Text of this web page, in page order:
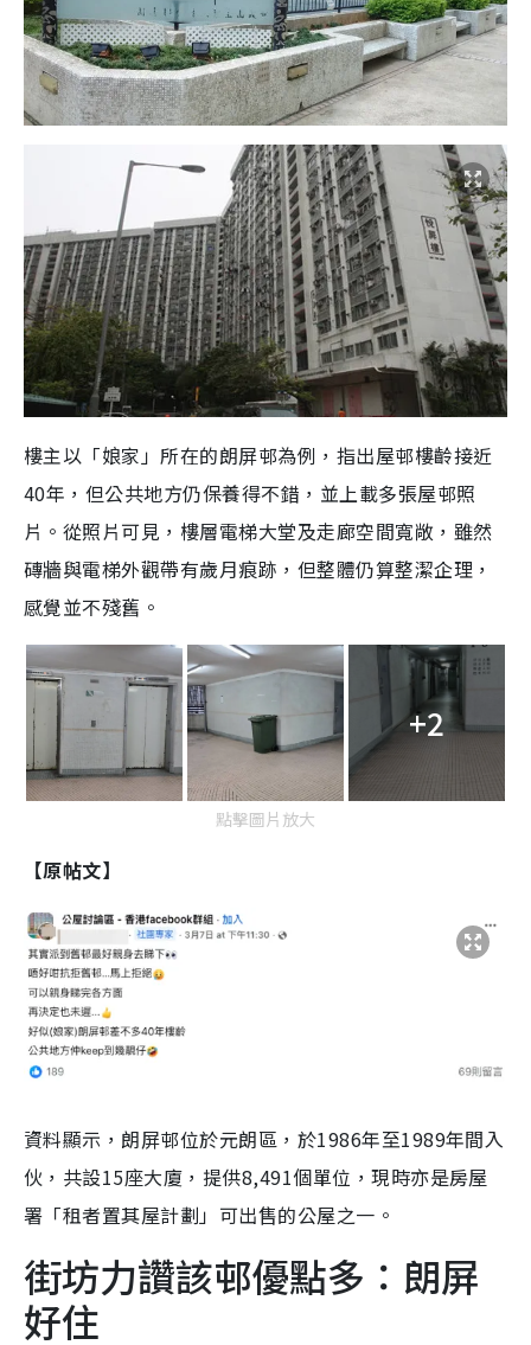
樓主以「娘家」所在的朗屏邨為例，指出屋邨樓齡接近
40年，但公共地方仍保養得不錯，並上載多張屋邨照
片。從照片可見，樓層電梯大堂及走廊空間寬敞，雖然
磚牆與電梯外觀帶有歲月痕跡，但整體仍算整潔企理，
感覺並不殘舊。
+2
點擊圖片放大
【原帖文】
資料顯示，朗屏邨位於元朗區，於1986年至1989年間入
伙，共設15座大廈，提供8,491個單位，現時亦是房屋
署「租者置其屋計劃」可出售的公屋之一。
街坊力讚該邨優點多：朗屏
好住